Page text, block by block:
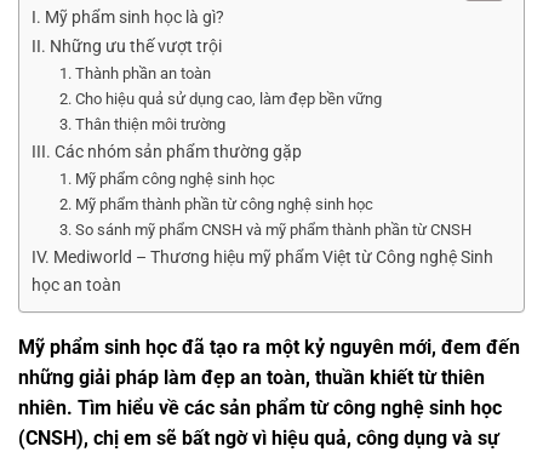
I. Mỹ phẩm sinh học là gì?
II. Những ưu thế vượt trội
1. Thành phần an toàn
2. Cho hiệu quả sử dụng cao, làm đẹp bền vững
3. Thân thiện môi trường
III. Các nhóm sản phẩm thường gặp
1. Mỹ phẩm công nghệ sinh học
2. Mỹ phẩm thành phần từ công nghệ sinh học
3. So sánh mỹ phẩm CNSH và mỹ phẩm thành phần từ CNSH
IV. Mediworld – Thương hiệu mỹ phẩm Việt từ Công nghệ Sinh
học an toàn
Mỹ phẩm sinh học đã tạo ra một kỷ nguyên mới, đem đến
những giải pháp làm đẹp an toàn, thuần khiết từ thiên
nhiên. Tìm hiểu về các sản phẩm từ công nghệ sinh học
(CNSH), chị em sẽ bất ngờ vì hiệu quả, công dụng và sự